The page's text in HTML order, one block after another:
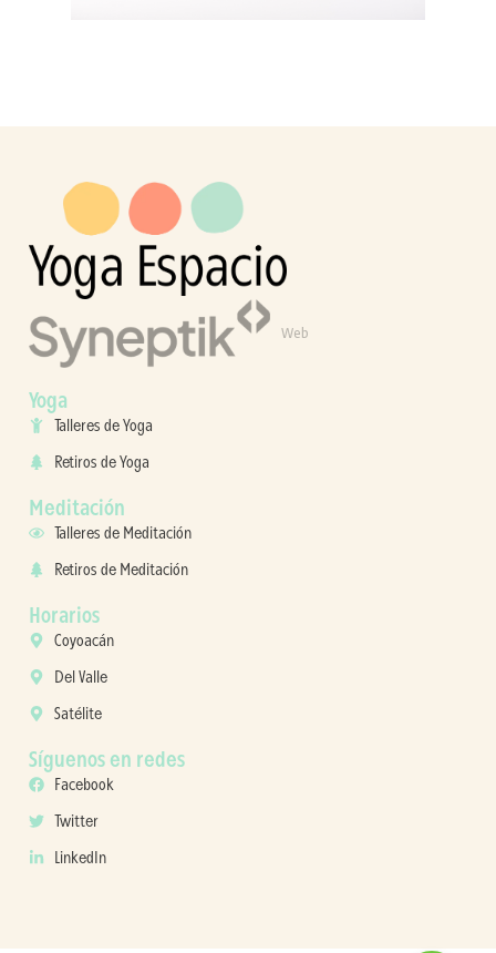
Web
Yoga
Talleres de Yoga
Retiros de Yoga
Meditación
Talleres de Meditación
Retiros de Meditación
Horarios
Coyoacán
Del Valle
Satélite
Síguenos en redes
Facebook
Twitter
LinkedIn